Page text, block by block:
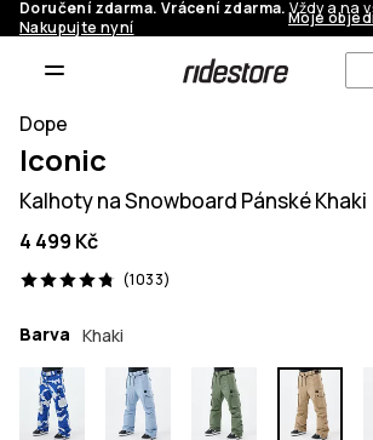
Doručení zdarma. Vrácení zdarma.Vždy a na
Nakupujte nyní
Moje
Dope
Iconic
Kalhoty na Snowboard Pánské Khaki
4 499 Kč
(1033)
1033 recenze, 4.8/5
Barva Khaki